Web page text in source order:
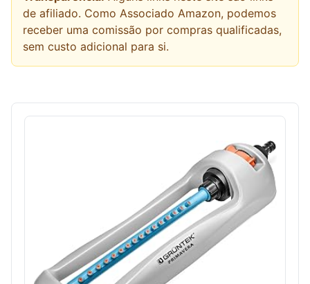
de afiliado. Como Associado Amazon, podemos
receber uma comissão por compras qualificadas,
sem custo adicional para si.